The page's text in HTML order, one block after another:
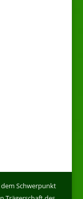
Schwerpunkt